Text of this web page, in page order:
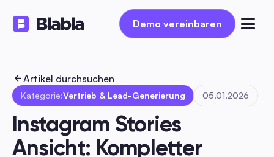
Demo vereinbaren
Demo vereinbaren
Artikel durchsuchen
Kategorie:Vertrieb & Lead-Generierung 05.01.2026
Instagram Stories
Ansicht: Kompletter